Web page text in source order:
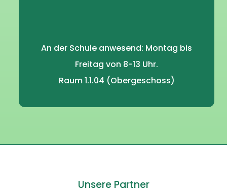
An der Schule anwesend: Montag bis
Freitag von 8-13 Uhr.
Raum 1.1.04 (Obergeschoss)
Unsere Partner